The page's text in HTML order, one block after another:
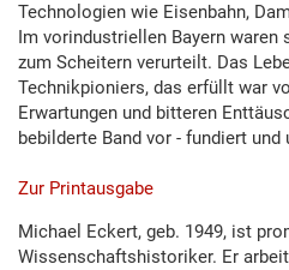
Technologien wie Eisenbahn,
Im vorindustriellen Bayern waren
zum Scheitern verurteilt. Das
Technikpioniers, das erfüllt war
Erwartungen und bitteren
bebilderte Band vor - fundiert und
Zur Printausgabe
Michael Eckert, geb. 1949, ist
Wissenschaftshistoriker. Er